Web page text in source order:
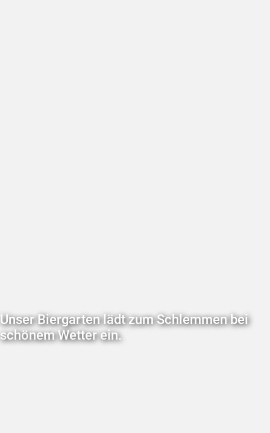
Unser Biergarten lädt zum Schlemmen bei
schönem Wetter ein.